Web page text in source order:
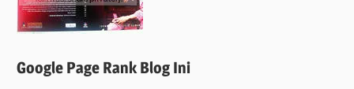
Google Page Rank Blog Ini